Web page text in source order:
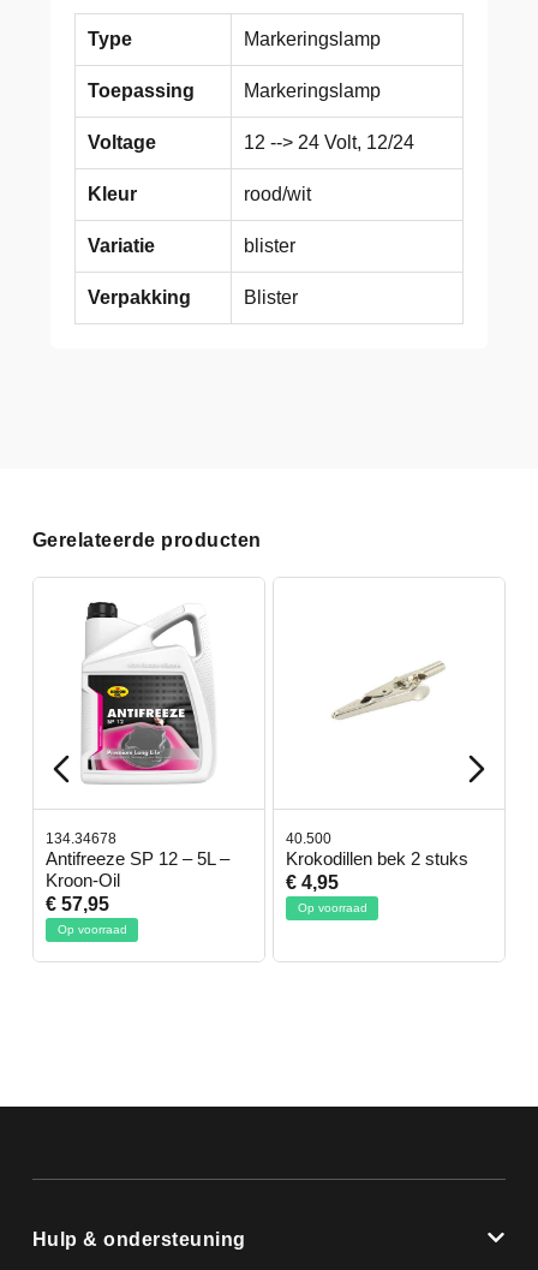
Type Markeringslamp
Toepassing Markeringslamp
Voltage 12 --> 24 Volt, 12/24
Kleur rood/wit
Variatie blister
Verpakking Blister
Gerelateerde producten
134.34678
Antifreeze SP 12 – 5L –
Kroon-Oil
€ 57,95
Op voorraad
40.500
Krokodillen bek 2 stuks
€ 4,95
Op voorraad
Hulp & ondersteuning